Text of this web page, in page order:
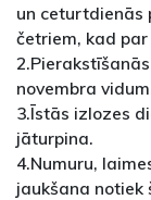
un ceturtdienās
četriem, kad
novembra
3.Īstās izlozes
jāturpina.
4.Numuru,
jaukšana notiek